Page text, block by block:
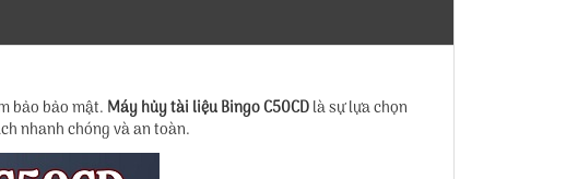
bảo bảo mật. Máy hủy tài liệu Bingo C50CDlà sự lựa chọn
nhanh chóng và an toàn.